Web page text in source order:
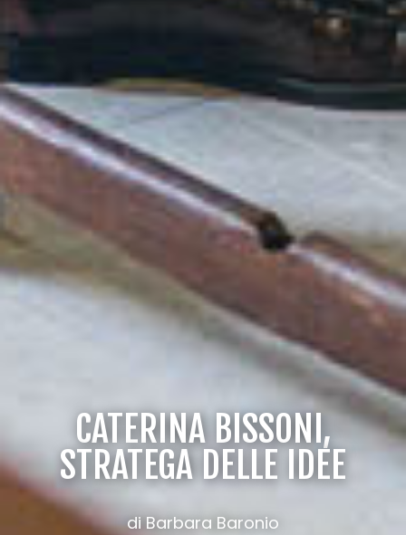
CATERINA BISSONI,
STRATEGA DELLE IDEE
di Barbara Baronio